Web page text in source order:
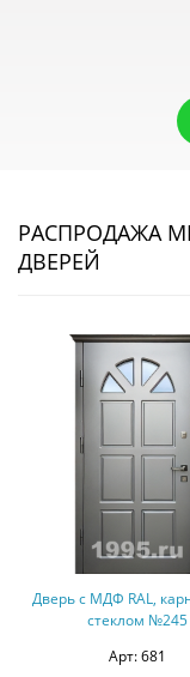
РАСПРОДАЖА
ДВЕРЕЙ
Дверь с МДФ RAL,
стеклом №245
Арт: 681